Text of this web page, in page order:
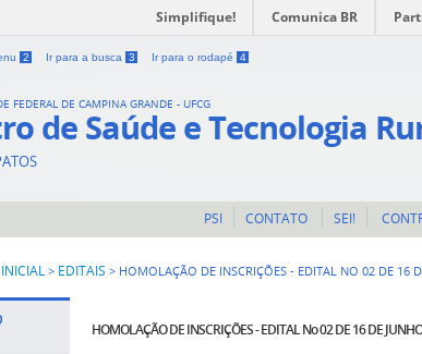
Simplifique! Comunica BR
2 Ir para a busca 3 Ir para o rodapé 4
FEDERAL DE CAMPINA GRANDE - UFCG
de Saúde e Tecnologia
PSI CONTATO SEI!
> EDITAIS > HOMOLAÇÃO DE INSCRIÇÕES - EDITAL NO 02 DE 16
HOMOLAÇÃO DE INSCRIÇÕES - EDITAL No 02 DE 16 DE